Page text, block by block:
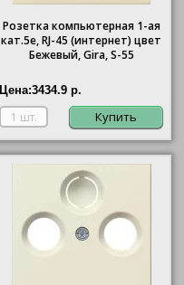
Розетка компьютерная 1-ая
кат.5е, RJ-45 (интернет) цвет
Бежевый, Gira, S-55
Цена:3434.9 р.
Купить